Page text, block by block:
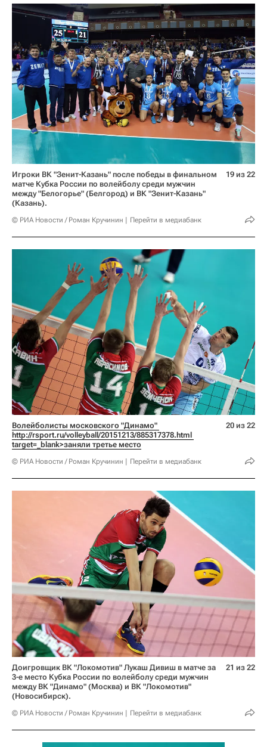
Игроки ВК "Зенит-Казань" после победы в финальном
матче Кубка России по волейболу среди мужчин
между "Белогорье" (Белгород) и ВК "Зенит-Казань"
(Казань).
© РИА Новости / Роман Кручинин Перейти в медиабанк
19 из 22
http://rsport.ru/volleyball/20151213/885317378.html
target=_blank>заняли третье место
© РИА Новости / Роман Кручинин Перейти в медиабанк
20 из 22
Доигровщик ВК "Локомотив" Лукаш Дивиш в матче за
3-е место Кубка России по волейболу среди мужчин
между ВК "Динамо" (Москва) и ВК "Локомотив"
(Новосибирск).
© РИА Новости / Роман Кручинин Перейти в медиабанк
21 из 22